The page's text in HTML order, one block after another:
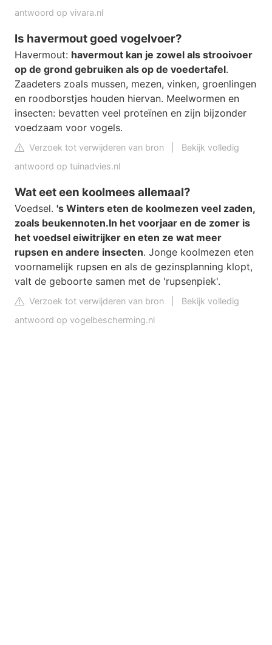
antwoord op vivara.nl
Is havermout goed vogelvoer?
Havermout: havermout kan je zowel als strooivoer
op de grond gebruiken als op de voedertafel.
Zaadeters zoals mussen, mezen, vinken, groenlingen
en roodborstjes houden hiervan. Meelwormen en
insecten: bevatten veel proteïnen en zijn bijzonder
voedzaam voor vogels.
Verzoek tot verwijderen van bron
Bekijk volledig
antwoord op tuinadvies.nl
Wat eet een koolmees allemaal?
Voedsel. 's Winters eten de koolmezen veel zaden,
zoals beukennoten.In het voorjaar en de zomer is
het voedsel eiwitrijker en eten ze wat meer
rupsen en andere insecten. Jonge koolmezen eten
voornamelijk rupsen en als de gezinsplanning klopt,
valt de geboorte samen met de 'rupsenpiek'.
Verzoek tot verwijderen van bron
Bekijk volledig
antwoord op vogelbescherming.nl